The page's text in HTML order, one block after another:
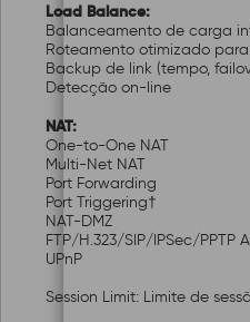
Load Balance:
Balanceamento de carga
Roteamento otimizado
Backup de link (tempo,
Detecção on-line
NAT:
One-to-One NAT
Multi-Net NAT
Port Forwarding
Port Triggering†
NAT-DMZ
FTP/H.323/SIP/IPSec/PPTP
UPnP
Session Limit: Limite de